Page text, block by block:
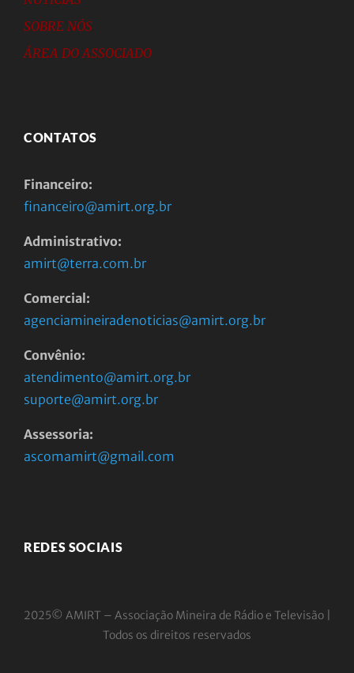
SOBRE NÓS
ÁREA DO ASSOCIADO
CONTATOS
Financeiro:
financeiro@amirt.org.br
Administrativo:
amirt@terra.com.br
Comercial:
agenciamineiradenoticias@amirt.org.br
Convênio:
atendimento@amirt.org.br
suporte@amirt.org.br
Assessoria:
ascomamirt@gmail.com
REDES SOCIAIS
2025© AMIRT – Associação Mineira de Rádio e Televisão |
Todos os direitos reservados